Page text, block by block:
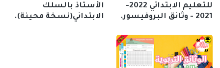
للتعليم الابتدائي 2022-
2021 - وثائق البروفيسور.
الأستاذ بالسلك
الابتدائي(نسخة محينة).